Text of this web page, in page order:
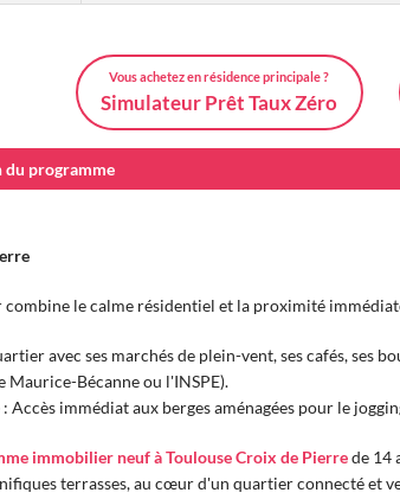
Vous achetez en résidence principale ?
Simulateur Prêt Taux Zéro
du programme
le calme résidentiel et la proximité
avec ses marchés de plein-vent, ses cafés, ses
Maurice-Bécanne ou l'INSPE).
: Accès immédiat aux berges aménagées pour le
immobilier neuf à Toulouse Croix de Pierrede 14
terrasses, au cœur d'un quartier connecté et